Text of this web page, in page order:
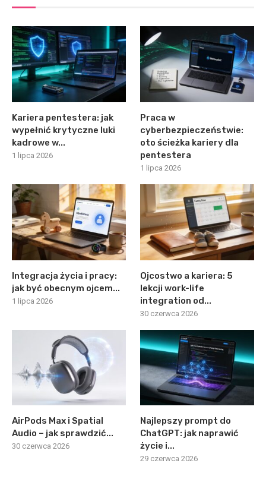
Kariera pentestera: jak
wypełnić krytyczne luki
kadrowe w...
1 lipca 2026
Praca w
cyberbezpieczeństwie:
oto ścieżka kariery dla
pentestera
1 lipca 2026
Integracja życia i pracy:
jak być obecnym ojcem...
1 lipca 2026
Ojcostwo a kariera: 5
lekcji work-life
integration od...
30 czerwca 2026
AirPods Max i Spatial
Audio – jak sprawdzić...
30 czerwca 2026
Najlepszy prompt do
ChatGPT: jak naprawić
życie i...
29 czerwca 2026